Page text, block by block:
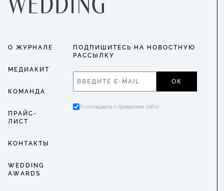
О ЖУРНАЛЕ
МЕДИАКИТ
КОМАНДА
ПРАЙС-
ЛИСТ
КОНТАКТЫ
WEDDING
AWARDS
ПОДПИШИТЕСЬ НА НОВОСТНУЮ
РАССЫЛКУ
ОК
Я соглашаюсь с правилами сайта